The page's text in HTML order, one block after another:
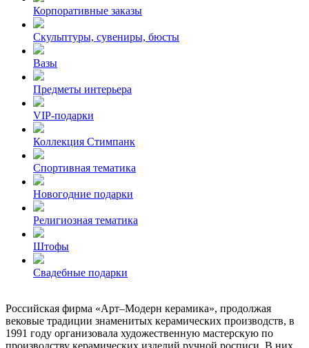
Корпоративные заказы
Скульптуры, сувениры, бюсты
Вазы
Предметы интерьера
VIP-подарки
Коллекция Стимпанк
Спортивная тематика
Новогодние подарки
Религиозная тематика
Штофы
Свадебные подарки
Российская фирма «Арт–Модерн керамика», продолжая
вековые традиции знаменитых керамических производств, в
1991 году организовала художественную мастерскую по
производству керамических изделий ручной росписи. В них